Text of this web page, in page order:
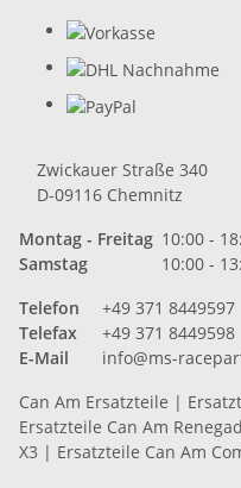
Zwickauer Straße 340
D-09116 Chemnitz
Montag - Freitag 10:00 -
Samstag
10:00 -
Telefon
+49 371 8449597
Telefax
+49 371 8449598
E-Mail
info@ms-
Can Am Ersatzteile |
Ersatzteile Can Am
X3 | Ersatzteile Can Am